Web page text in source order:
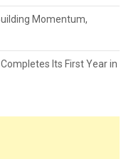
Momentum,
Its First Year in